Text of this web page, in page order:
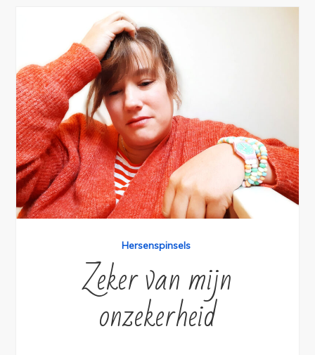
Hersenspinsels
Zeker van mijn
onzekerheid